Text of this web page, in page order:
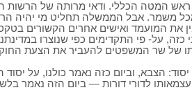
ראש המטה הכללי. ודאי מרותה של
מכל משמר. אבל הממשלה תחליט מי יהיה
את המועמד ואישים אחרים הקשורים
כזה, על- פי התקדימים כפי שנוצרו
של שר המשפטים להעביר את הצעת
הצבא, וביום כזה נאמר כולנו, על יסוד
לדורי דורות — ביום הזה נאמר